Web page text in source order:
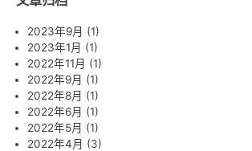
2023年9月 (1)
2023年1月 (1)
2022年11月 (1)
2022年9月 (1)
2022年8月 (1)
2022年6月 (1)
2022年5月 (1)
2022年4月 (3)